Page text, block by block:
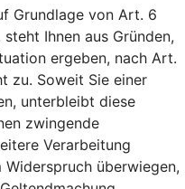
Grundlage von Art. 6
Ihnen aus Gründen,
ergeben, nach Art.
zu. Soweit Sie einer
unterbleibt diese
zwingende
Verarbeitung
Widerspruch überwiegen,